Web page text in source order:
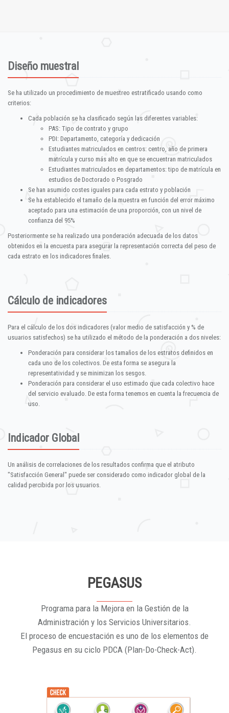
Diseño muestral
Se ha utilizado un procedimiento de muestreo estratificado usando como
criterios:
Cada población se ha clasificado según las diferentes variables:
PAS: Tipo de contrato y grupo
PDI: Departamento, categoría y dedicación
Estudiantes matriculados en centros: centro, año de primera
matrícula y curso más alto en que se encuentran matriculados
Estudiantes matriculados en departamentos: tipo de matrícula en
estudios de Doctorado o Posgrado
Se han asumido costes iguales para cada estrato y población
Se ha establecido el tamaño de la muestra en función del error máximo
aceptado para una estimación de una proporción, con un nivel de
confianza del 95%
Posteriormente se ha realizado una ponderación adecuada de los datos
obtenidos en la encuesta para asegurar la representación correcta del peso de
cada estrato en los indicadores finales.
Cálculo de indicadores
Para el cálculo de los dos indicadores (valor medio de satisfacción y % de
usuarios satisfechos) se ha utilizado el método de la ponderación a dos niveles:
Ponderación para considerar los tamaños de los estratos definidos en
cada uno de los colectivos. De esta forma se asegura la
representatividad y se minimizan los sesgos.
Ponderación para considerar el uso estimado que cada colectivo hace
del servicio evaluado. De esta forma tenemos en cuenta la frecuencia de
uso.
Indicador Global
Un análisis de correlaciones de los resultados confirma que el atributo
"Satisfacción General" puede ser considerado como indicador global de la
calidad percibida por los usuarios.
PEGASUS
Programa para la Mejora en la Gestión de la
Administración y los Servicios Universitarios.
El proceso de encuestación es uno de los elementos de
Pegasus en su ciclo PDCA (Plan-Do-Check-Act).